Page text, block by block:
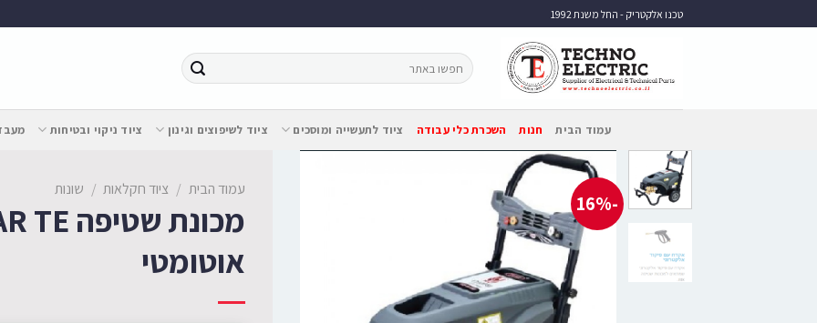
טכנו אלקטריק - החל משנת 1992
עמוד הבית חנות השכרת כלי עבודה ציוד לתעשייה ומוסכים ציוד לשיפוצים וגינון ציוד ניקוי ובטיחות
-16%
עמוד הבית / ציוד חקלאות / שונות
אוטומטי